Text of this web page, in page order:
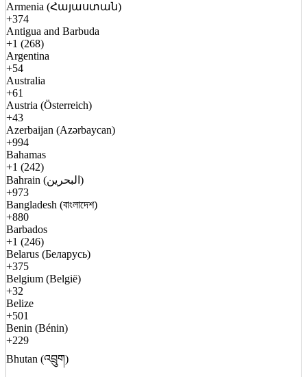
Armenia (Հայաստան)
+374
Antigua and Barbuda
+1 (268)
Argentina
+54
Australia
+61
Austria (Österreich)
+43
Azerbaijan (Azərbaycan)
+994
Bahamas
+1 (242)
Bahrain (البحرين)
+973
Bangladesh (বাংলাদেশ)
+880
Barbados
+1 (246)
Belarus (Беларусь)
+375
Belgium (België)
+32
Belize
+501
Benin (Bénin)
+229
Bhutan (འབྲུག)